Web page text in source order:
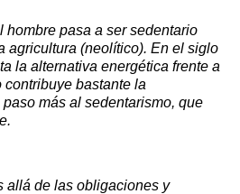
hombre pasa a ser sedentario
agricultura (neolítico). En el siglo
la alternativa energética frente a
contribuye bastante la
más al sedentarismo, que
allá de las obligaciones y